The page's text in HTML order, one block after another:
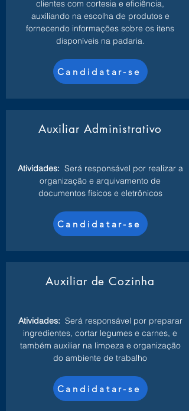
clientes com cortesia e eficiência,
auxiliando na escolha de produtos e
fornecendo informações sobre os itens
disponíveis na padaria.
Candidatar-se
Auxiliar Administrativo
Atividades: Será responsável por realizar a
organização e arquivamento de
documentos físicos e eletrônicos
Candidatar-se
Auxiliar de Cozinha
Atividades: Será responsável por preparar
ingredientes, cortar legumes e carnes, e
também auxiliar na limpeza e organização
do ambiente de trabalho
Candidatar-se